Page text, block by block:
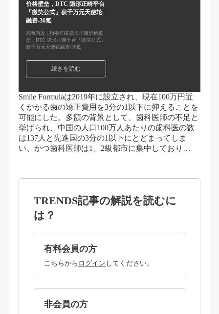
价格壁垒，DTC 隐形正畸平台
「微笑公式」获千万元天使轮
融资-36氪
36氪首发 | 想要打破隐形正畸价格壁
垒，DTC 隐形正畸平台「微笑公式」
获千万元天使轮融资-36氪
続きを読む
Smile Formulaは2019年に設立され、現在100万円近
くかかる歯の矯正費用を3分の1以下に抑えることを
可能にした。多額の背景として、歯科医師の不足と
挙げられ、中国の人口100万人あたりの歯科医の数
は137人と先進国の3分の1以下にとどまってしま
い、かつ歯科医師は1、2級都市に集中しており…
TRENDS記事の解説を読むに
は？
有料会員の方
こちらから ログイン してください。
非会員の方